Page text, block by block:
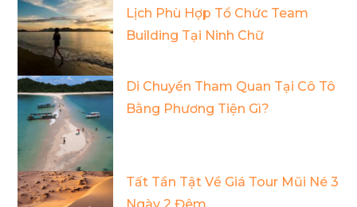
Lịch Phù Hợp Tổ Chức Team
Building Tại Ninh Chữ
Di Chuyển Tham Quan Tại Cô Tô
Bằng Phương Tiện Gì?
Tất Tần Tật Về Giá Tour Mũi Né 3